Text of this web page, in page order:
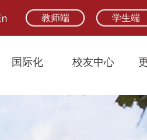
教师端 学生端
国际化 校友中心